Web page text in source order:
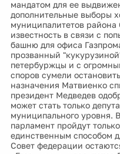
мандатом для ее
дополнительные выборы
муниципалитетов
известность в связи с
башню для офиса
прозванный
петербуржцы и с
споров сумели
назначения Матвиенко
президент Медведев
может стать только
муниципального уровня.
парламент пройдут
единственным способом
Совет федерации